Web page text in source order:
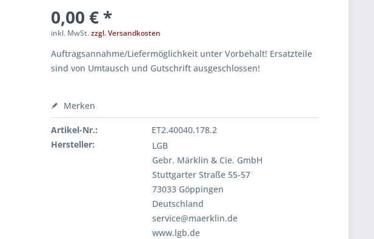
0,00 € *
inkl. MwSt.zzgl. Versandkosten
Auftragsannahme/Liefermöglichkeit unter Vorbehalt! Ersatzteile
sind von Umtausch und Gutschrift ausgeschlossen!
Merken
Artikel-Nr.:
ET2.40040.178.2
Hersteller:
LGB
Gebr. Märklin & Cie. GmbH
Stuttgarter Straße 55-57
73033 Göppingen
Deutschland
service@maerklin.de
www.lgb.de